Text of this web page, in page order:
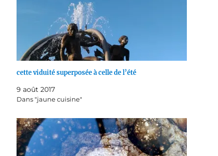
cette viduité superposée à celle de l’été
9 août 2017
Dans "jaune cuisine"